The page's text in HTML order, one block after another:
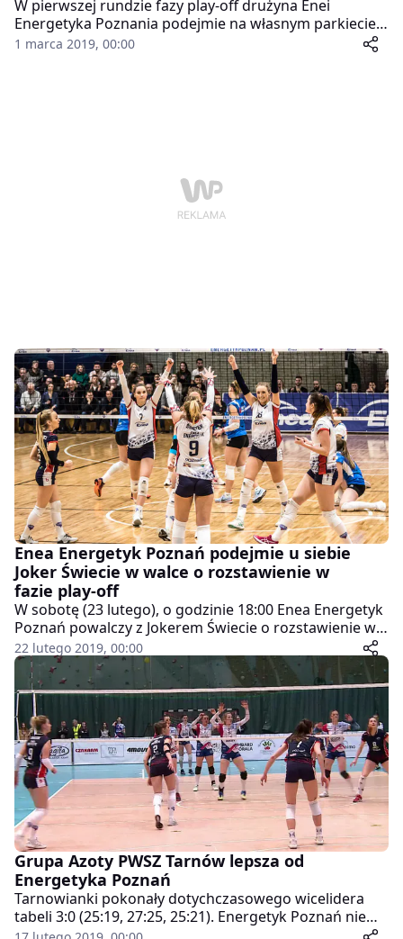
W pierwszej rundzie fazy play-off drużyna Enei
Energetyka Poznania podejmie na własnym parkiecie
ekipę Jokera Mekro Świecie. Początek obu spotkań w
1 marca 2019, 00:00
Enea Energetyk Poznań podejmie u siebie
Joker Świecie w walce o rozstawienie w
fazie play-off
W sobotę (23 lutego), o godzinie 18:00 Enea Energetyk
Poznań powalczy z Jokerem Świecie o rozstawienie w
fazie play-off. Będzie to ostatnie spotkanie sezonu
zasadniczego i od wyniku meczu zależy rozstawienie
obu ekip w kolejnej rundzie.
22 lutego 2019, 00:00
Grupa Azoty PWSZ Tarnów lepsza od
Energetyka Poznań
Tarnowianki pokonały dotychczasowego wicelidera
tabeli 3:0 (25:19, 27:25, 25:21). Energetyk Poznań nie
wykorzystał swojej szansy, mimo tego, że zawodniczki